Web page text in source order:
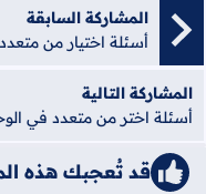
المشاركة السابقة
المشاركة التالية
قد تُعجبك هذه